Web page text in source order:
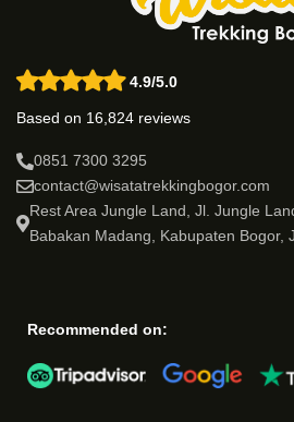
4.9/5.0
Based on 16,824 reviews
0851 7300 3295
contact@wisatatrekkingbogor.com
Rest Area Jungle Land, Jl. Jungle
Babakan Madang, Kabupaten Bogor,
Recommended on: